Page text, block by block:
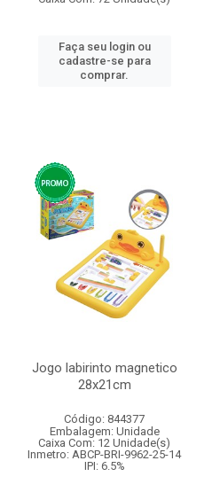
Faça seu login ou
cadastre-se para
comprar.
Jogo labirinto magnetico
28x21cm
Código: 844377
Embalagem: Unidade
Caixa Com: 12 Unidade(s)
Inmetro: ABCP-BRI-9962-25-14
IPI: 6.5%